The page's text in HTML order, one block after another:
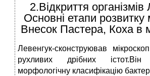
2.Відкриття
Основні етапи розвитку
Внесок Пастера, Коха в
Левенгук-сконструював
рухливих дрібних
морфологічну класифікацію